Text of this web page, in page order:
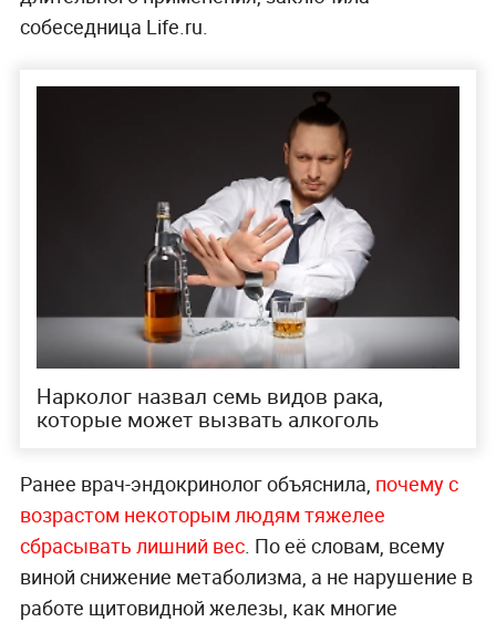
собеседница Life.ru.
Нарколог назвал семь видов рака,
которые может вызвать алкоголь
Ранее врач-эндокринолог объяснила, почему с
возрастом некоторым людям тяжелее
сбрасывать лишний вес. По её словам, всему
виной снижение метаболизма, а не нарушение в
работе щитовидной железы, как многие